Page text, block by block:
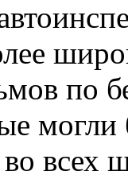
по
могли
всех